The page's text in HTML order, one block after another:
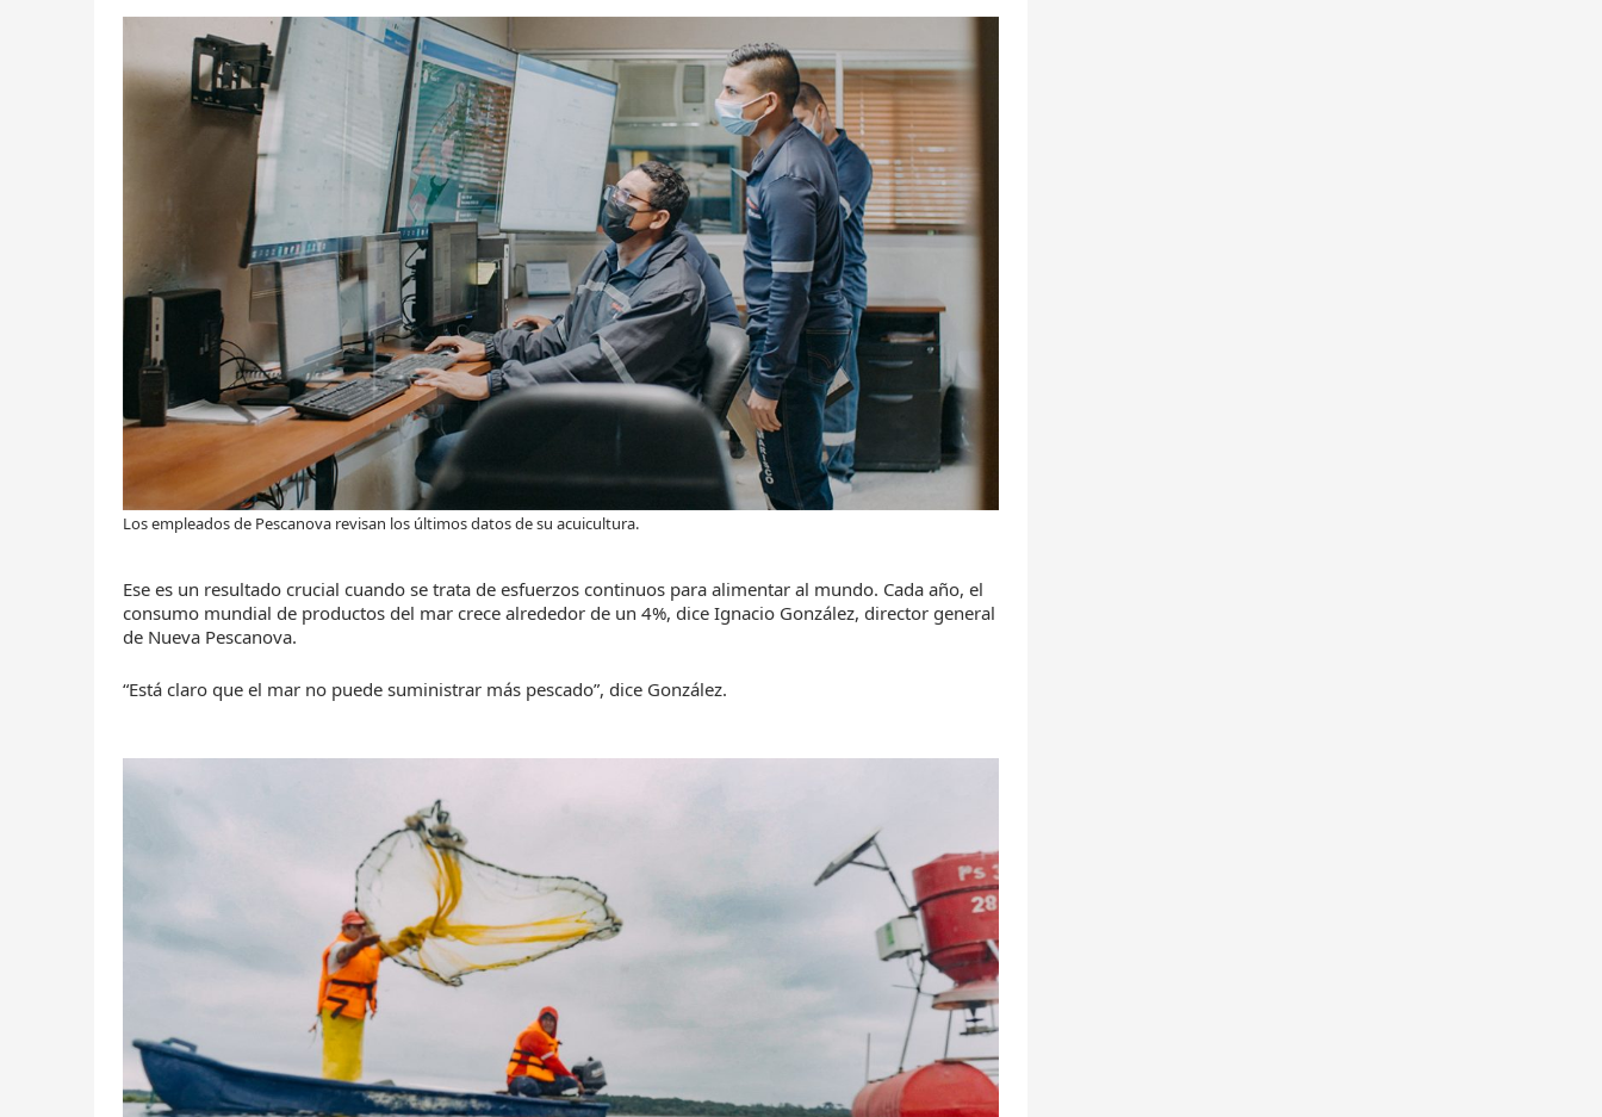
Los empleados de Pescanova revisan los últimos datos de su acuicultura.
Ese es un resultado crucial cuando se trata de esfuerzos continuos para alimentar al mundo. Cada año, el
consumo mundial de productos del mar crece alrededor de un 4%, dice Ignacio González, director general
de Nueva Pescanova.
“Está claro que el mar no puede suministrar más pescado”, dice González.